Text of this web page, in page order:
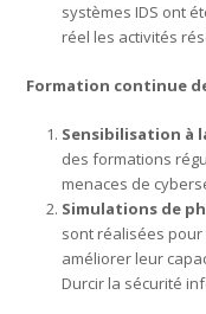
systèmes IDS ont
réel les activités
Formation continue
Sensibilisation à
des formations
menaces de
Simulations de
sont réalisées
améliorer leur
Durcir la sécurité